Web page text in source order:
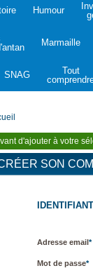
Humour
Marmaille
SNAG
Tout
d'ajouter à votre
SON
Adresse email*
Mot de passe*